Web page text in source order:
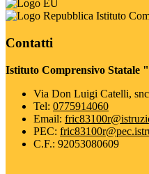
Istituto
Contatti
Istituto Comprensivo Statale
Via Don Luigi Catelli,
Tel: 0775914060
Email:
PEC:
C.F.: 92053080609